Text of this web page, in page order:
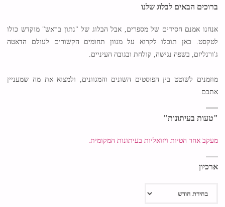
ברוכים הבאים לבלוג שלנו
אנחנו אמנם חסידים של מספרים, אבל הבלוג של "נתון בראש" מוקדש כולו
לטקסט. כאן תוכלו לקרוא על מגוון תחומים הקשורים לעולם הדאטה
ג'ורנליזם, בשפה נגישה, קולחת ובגובה העיניים.
מוזמנים לשוטט בין הפוסטים השונים והמגוונים, ולמצוא את מה שמעניין
אתכם.
"טעות בעיתונות"
מעקב אחר הטיות ויזואליות בעיתונות המקומית.
ארכיון